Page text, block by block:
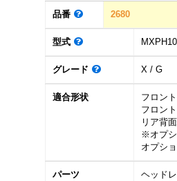
品番 2680
型式
グレード X / G
適合形状
フロン
フロン
リア背
※オプシ
オプシ
パーツ
ヘッド